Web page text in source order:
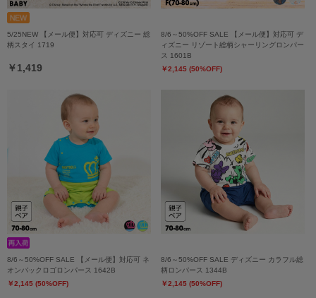
5/25NEW 【メール便】対応可 ディズニー 総
柄スタイ 1719
￥1,419
8/6～50%OFF SALE 【メール便】対応可 デ
ィズニー リゾート総柄シャーリングロンパー
ス 1601B
￥2,145 (50%OFF)
8/6～50%OFF SALE 【メール便】対応可 ネ
オンバックロゴロンパース 1642B
￥2,145 (50%OFF)
8/6～50%OFF SALE ディズニー カラフル総
柄ロンパース 1344B
￥2,145 (50%OFF)